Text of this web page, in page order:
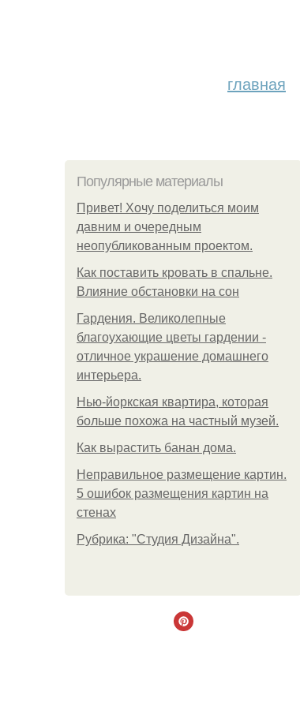
главная
Популярные материалы
Привет! Хочу поделиться моим
давним и очередным
неопубликованным проектом.
Как поставить кровать в спальне.
Влияние обстановки на сон
Гардения. Великолепные
благоухающие цветы гардении -
отличное украшение домашнего
интерьера.
Нью-йоркская квартира, которая
больше похожа на частный музей.
Как вырастить банан дома.
Неправильное размещение картин.
5 ошибок размещения картин на
стенах
Рубрика: "Студия Дизайна".